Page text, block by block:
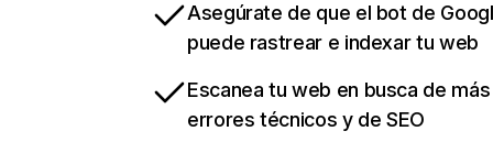
Asegúrate de que el bot de
puede rastrear e indexar tu web
Escanea tu web en busca de
errores técnicos y de SEO